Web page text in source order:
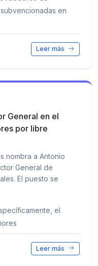
en
Leer más
General en el
por libre
nombra a Antonio
General de
El puesto se
el
Leer más